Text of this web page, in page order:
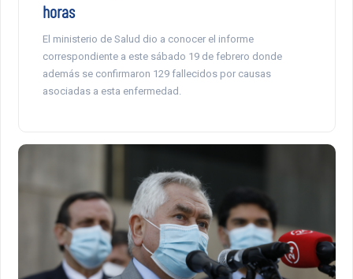
horas
El ministerio de Salud dio a conocer el informe
correspondiente a este sábado 19 de febrero donde
además se confirmaron 129 fallecidos por causas
asociadas a esta enfermedad.